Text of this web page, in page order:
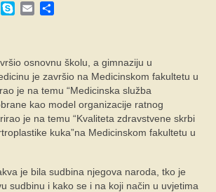
TwitterSkypeEmail
osnovnu školu, a gimnaziju u
je završio na Medicinskom fakultetu u
je na temu “Medicinska služba
kao model organizacije ratnog
je na temu “Kvaliteta zdravstvene skrbi
kuka”na Medicinskom fakultetu u
je bila sudbina njegova naroda, tko je
sudbinu i kako se i na koji način u uvjetima